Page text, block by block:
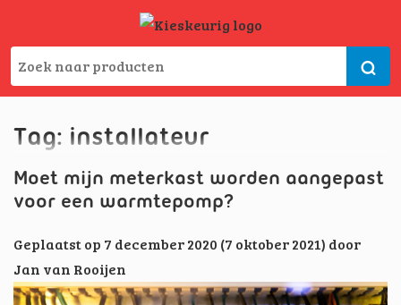
Tag: installateur
Moet mijn meterkast worden aangepast
voor een warmtepomp?
Geplaatst op 7 december 2020 (7 oktober 2021) door
Jan van Rooijen